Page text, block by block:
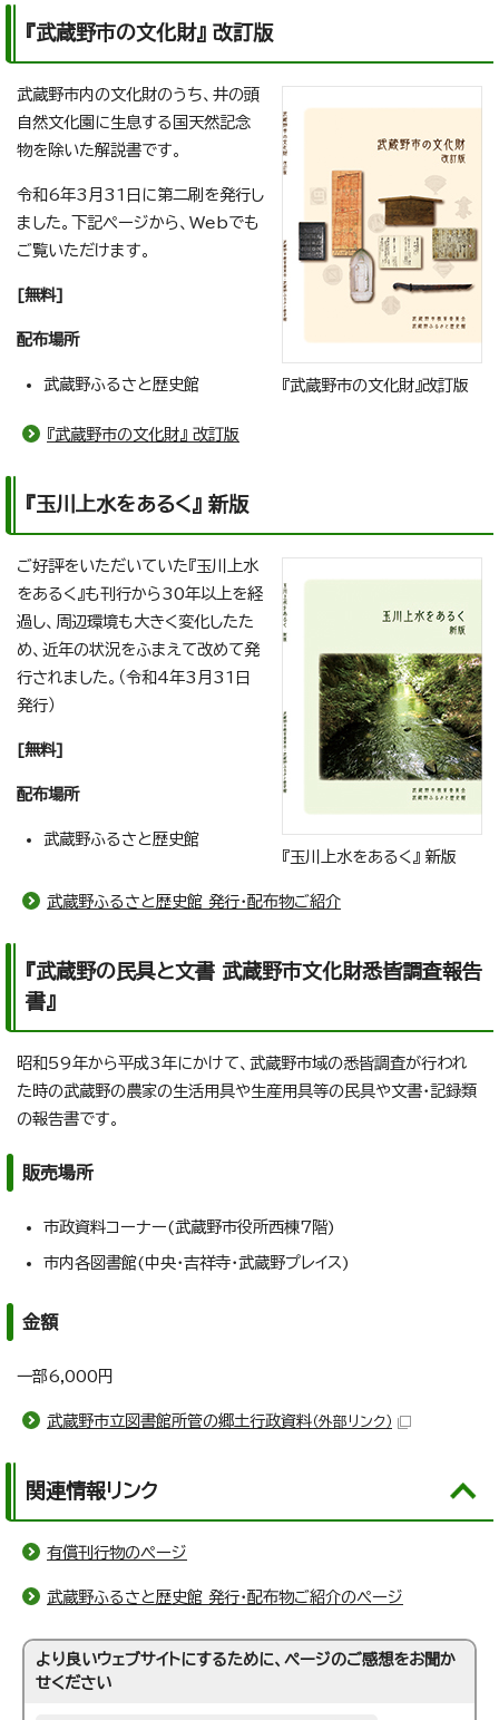
『武蔵野市の文化財』 改訂版
『武蔵野市の文化財』改訂版
武蔵野市内の文化財のうち、井の頭
自然文化園に生息する国天然記念
物を除いた解説書です。
令和6年3月31日に第二刷を発行し
ました。下記ページから、Webでも
ご覧いただけます。
[無料]
配布場所
武蔵野ふるさと歴史館
『武蔵野市の文化財』 改訂版
『玉川上水をあるく』 新版
『玉川上水をあるく』 新版
ご好評をいただいていた『玉川上水
をあるく』も刊行から30年以上を経
過し、周辺環境も大きく変化したた
め、近年の状況をふまえて改めて発
行されました。（令和4年3月31日
発行）
[無料]
配布場所
武蔵野ふるさと歴史館
武蔵野ふるさと歴史館 発行・配布物ご紹介
『武蔵野の民具と文書 武蔵野市文化財悉皆調査報告
書』
昭和59年から平成3年にかけて、武蔵野市域の悉皆調査が行われ
た時の武蔵野の農家の生活用具や生産用具等の民具や文書・記録類
の報告書です。
販売場所
市政資料コーナー(武蔵野市役所西棟7階)
市内各図書館(中央・吉祥寺・武蔵野プレイス)
金額
一部6,000円
武蔵野市立図書館所管の郷土行政資料（外部リンク）
関連情報リンク
有償刊行物のページ
武蔵野ふるさと歴史館 発行・配布物ご紹介のページ
より良いウェブサイトにするために、ページのご感想をお聞か
せください